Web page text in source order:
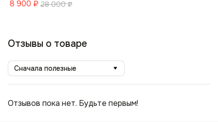
8 900 ₽ 28 000 ₽
Отзывы о товаре
Сначала полезные
Отзывов пока нет. Будьте первым!